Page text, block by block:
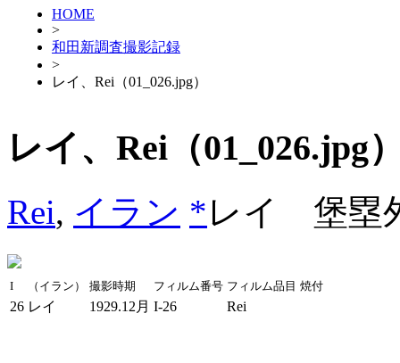
HOME
>
和田新調査撮影記録
>
レイ、Rei（01_026.jpg）
レイ、Rei（01_026.jpg
Rei, イラン *レイ 堡塁
I （イラン） 撮影時期 フィルム番号 フィルム品目 焼付
26 レイ 1929.12月 I-26 Rei